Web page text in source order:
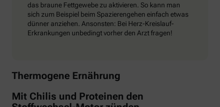
das braune Fettgewebe zu aktivieren. So kann man
sich zum Beispiel beim Spazierengehen einfach etwas
dünner anziehen. Ansonsten: Bei Herz-Kreislauf-
Erkrankungen unbedingt vorher den Arzt fragen!
Thermogene Ernährung
Mit Chilis und Proteinen den